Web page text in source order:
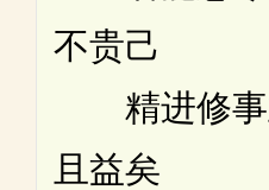
不贵己
精进修
且益矣